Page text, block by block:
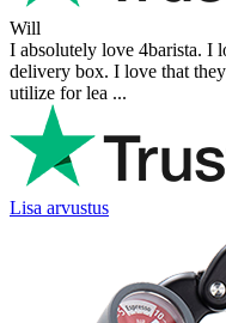
Will
I absolutely love 4barista. I
delivery box. I love that
utilize for lea ...
Lisa arvustus